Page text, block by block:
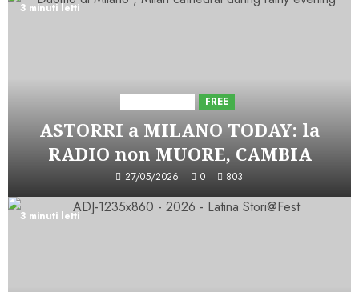
3 minuti letti
FREE
ASTORRI a MILANO TODAY: la
RADIO non MUORE, CAMBIA
27/05/2026 0 803
3 minuti letti